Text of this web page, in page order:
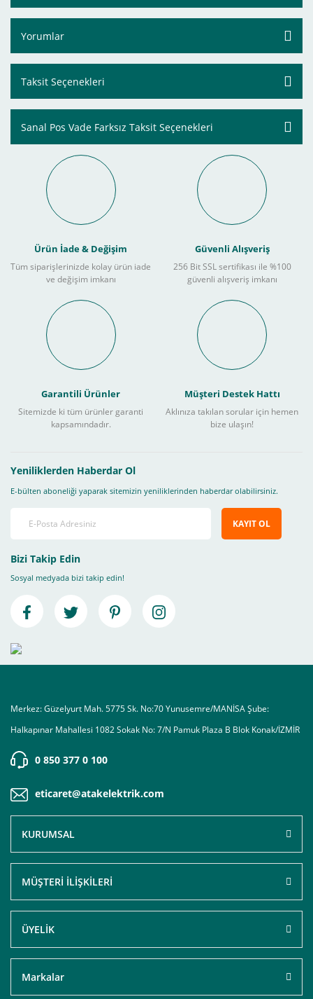
Yorumlar
Taksit Seçenekleri
Sanal Pos Vade Farksız Taksit Seçenekleri
Ürün İade & Değişim
Tüm siparişlerinizde kolay ürün iade
ve değişim imkanı
Güvenli Alışveriş
256 Bit SSL sertifikası ile %100
güvenli alışveriş imkanı
Garantili Ürünler
Sitemizde ki tüm ürünler garanti
kapsamındadır.
Müşteri Destek Hattı
Aklınıza takılan sorular için hemen
bize ulaşın!
Yeniliklerden Haberdar Ol
E-bülten aboneliği yaparak sitemizin yeniliklerinden haberdar olabilirsiniz.
KAYIT OL
Bizi Takip Edin
Sosyal medyada bizi takip edin!
Merkez: Güzelyurt Mah. 5775 Sk. No:70 Yunusemre/MANİSA Şube:
Halkapınar Mahallesi 1082 Sokak No: 7/N Pamuk Plaza B Blok Konak/İZMİR
0 850 377 0 100
eticaret@atakelektrik.com
KURUMSAL
MÜŞTERİ İLİŞKİLERİ
ÜYELİK
Markalar